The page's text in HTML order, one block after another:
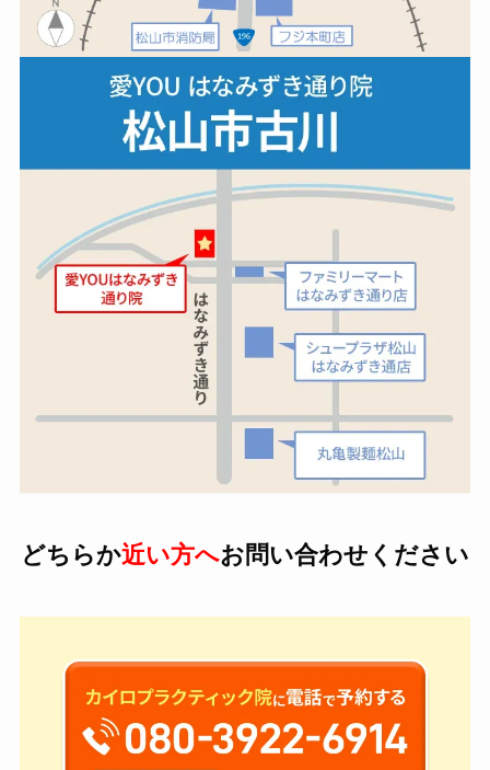
どちらか近い方へお問い合わせください